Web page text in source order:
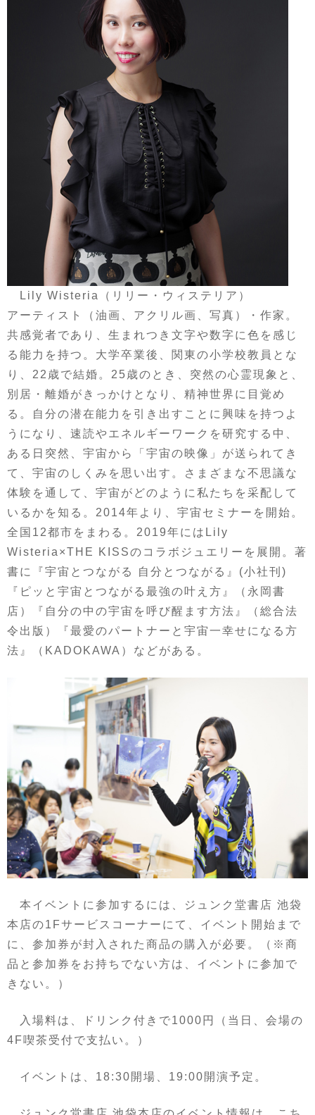
Lily Wisteria（リリー・ウィステリア）
アーティスト（油画、アクリル画、写真）・作家。
共感覚者であり、生まれつき文字や数字に色を感じ
る能力を持つ。大学卒業後、関東の小学校教員とな
り、22歳で結婚。25歳のとき、突然の心霊現象と、
別居・離婚がきっかけとなり、精神世界に目覚め
る。自分の潜在能力を引き出すことに興味を持つよ
うになり、速読やエネルギーワークを研究する中、
ある日突然、宇宙から「宇宙の映像」が送られてき
て、宇宙のしくみを思い出す。さまざまな不思議な
体験を通して、宇宙がどのように私たちを采配して
いるかを知る。2014年より、宇宙セミナーを開始。
全国12都市をまわる。2019年にはLily
Wisteria×THE KISSのコラボジュエリーを展開。著
書に『宇宙とつながる 自分とつながる』(小社刊)
『ピッと宇宙とつながる最強の叶え方』（永岡書
店）『自分の中の宇宙を呼び醒ます方法』（総合法
令出版）『最愛のパートナーと宇宙一幸せになる方
法』（KADOKAWA）などがある。
本イベントに参加するには、ジュンク堂書店 池袋
本店の1Fサービスコーナーにて、イベント開始まで
に、参加券が封入された商品の購入が必要。（※商
品と参加券をお持ちでない方は、イベントに参加で
きない。）
入場料は、ドリンク付きで1000円（当日、会場の
4F喫茶受付で支払い。）
イベントは、18:30開場、19:00開演予定。